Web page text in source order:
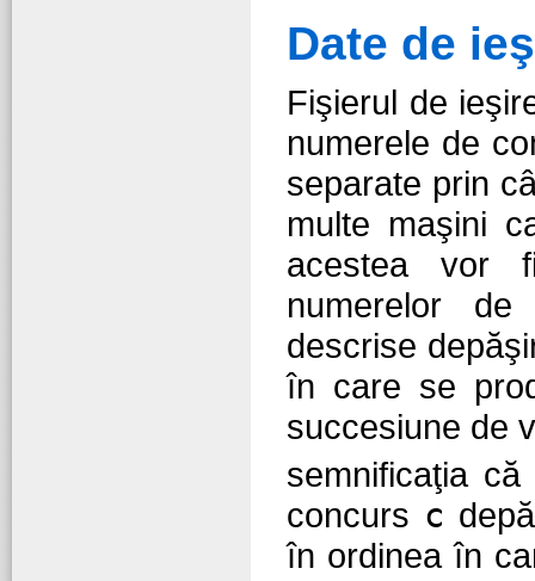
Date de
Fişierul de
numerele de
separate prin
multe maşini
acestea vor
numerelor
descrise
în care se
succesiune de
semnificaţia
concurs c
în ordinea în